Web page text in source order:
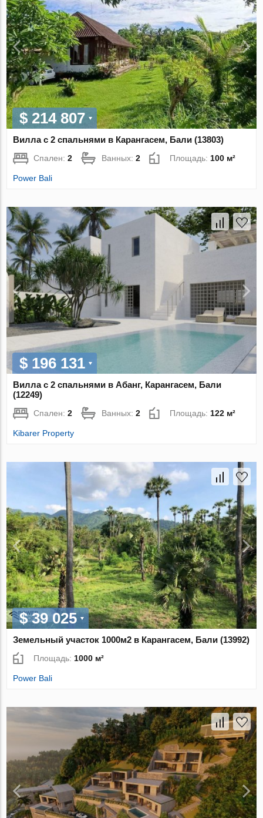
$ 214 807
Вилла с 2 спальнями в Карангасем, Бали (13803)
Спален:2 Ванных:2 Площадь:100 м²
Power Bali
$ 196 131
Вилла с 2 спальнями в Абанг, Карангасем, Бали
(12249)
Спален:2 Ванных:2 Площадь: 122 м²
Kibarer Property
$ 39 025
Земельный участок 1000м2 в Карангасем, Бали (13992)
Площадь: 1000 м²
Power Bali